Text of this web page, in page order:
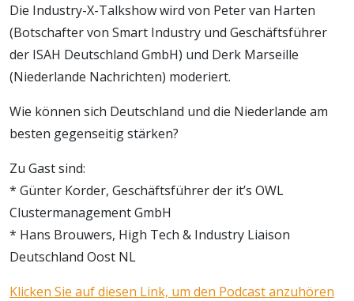
Die Industry-X-Talkshow wird von Peter van Harten
(Botschafter von Smart Industry und Geschäftsführer
der ISAH Deutschland GmbH) und Derk Marseille
(Niederlande Nachrichten) moderiert.
Wie können sich Deutschland und die Niederlande am
besten gegenseitig stärken?
Zu Gast sind:
* Günter Korder, Geschäftsführer der it’s OWL
Clustermanagement GmbH
* Hans Brouwers, High Tech & Industry Liaison
Deutschland Oost NL
Klicken Sie auf diesen Link, um den Podcast anzuhören